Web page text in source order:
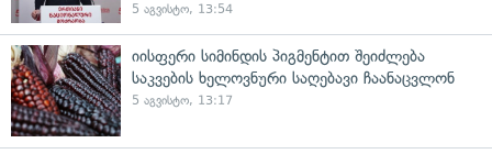
5 აგვისტო, 13:54
იისფერი სიმინდის პიგმენტით შეიძლება
საკვების ხელოვნური საღებავი ჩაანაცვლონ
5 აგვისტო, 13:17